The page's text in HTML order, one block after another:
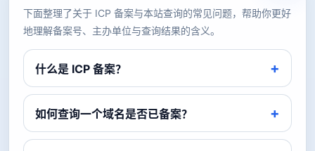
下面整理了关于 ICP 备案与本站查询的常见问题，帮助你更好
地理解备案号、主办单位与查询结果的含义。
什么是 ICP 备案？
如何查询一个域名是否已备案？